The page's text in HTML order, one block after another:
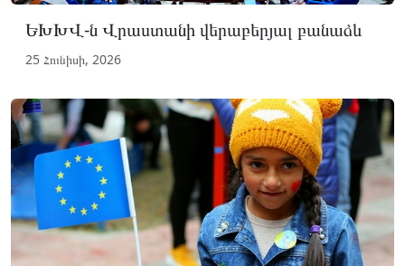
ԵԽԽՎ-ն Վրաստանի վերաբերյալ բանաձև
25 Հունիսի, 2026